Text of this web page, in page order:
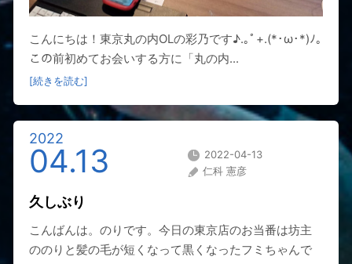
こんにちは！東京丸の内OLの彩乃です♪.｡ﾟ+.(*･ω･*)ﾉ｡
この前初めてお会いする方に「丸の内...
[続きを読む]
2022
04.13
2022-04-13
仁科 憲彦
久しぶり
こんばんは。のりです。今日の東京店のお当番は坊主
ののりと髪の毛が短くなって黒くなったフミちゃんで